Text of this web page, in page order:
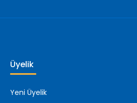
Üyelik
Yeni Üyelik